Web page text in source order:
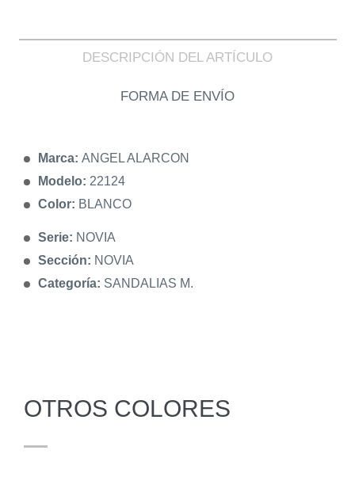
DESCRIPCIÓN DEL ARTÍCULO
FORMA DE ENVÍO
Marca: ANGEL ALARCON
Modelo: 22124
Color: BLANCO
Serie: NOVIA
Sección: NOVIA
Categoría: SANDALIAS M.
OTROS COLORES